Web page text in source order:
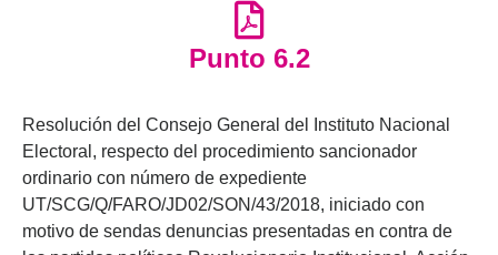
Punto 6.2
Resolución del Consejo General del Instituto Nacional
Electoral, respecto del procedimiento sancionador
ordinario con número de expediente
UT/SCG/Q/FARO/JD02/SON/43/2018, iniciado con
motivo de sendas denuncias presentadas en contra de